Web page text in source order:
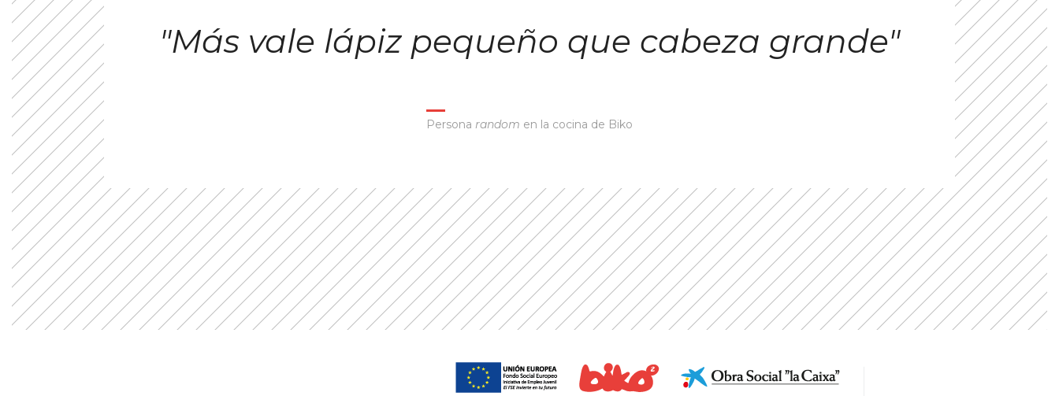
"Más vale lápiz pequeño que cabeza grande"
Persona random en la cocina de Biko